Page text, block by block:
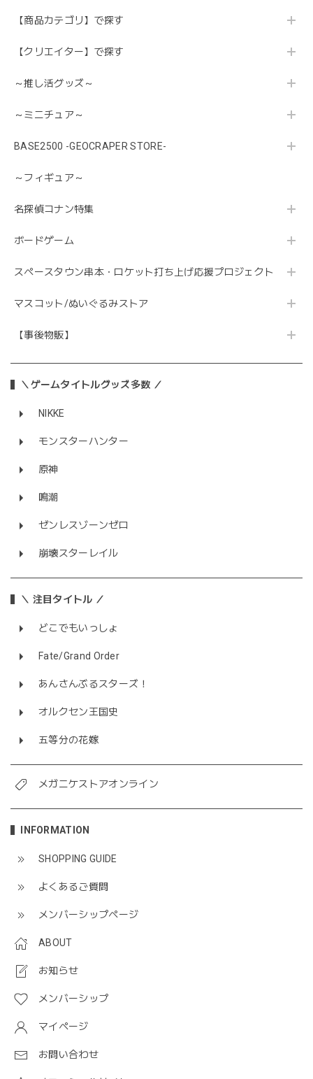
【商品カテゴリ】で探す
【クリエイター】で探す
～推し活グッズ～
～ミニチュア～
BASE2500 -GEOCRAPER STORE-
～フィギュア～
名探偵コナン特集
ボードゲーム
スペースタウン串本・ロケット打ち上げ応援プロジェクト
マスコット/ぬいぐるみストア
【事後物販】
＼ゲームタイトルグッズ多数 ／
NIKKE
モンスターハンター
原神
鳴潮
ゼンレスゾーンゼロ
崩壊スターレイル
＼ 注目タイトル ／
どこでもいっしょ
Fate/Grand Order
あんさんぶるスターズ！
オルクセン王国史
五等分の花嫁
メガニケストアオンライン
INFORMATION
SHOPPING GUIDE
よくあるご質問
メンバーシップページ
ABOUT
お知らせ
メンバーシップ
マイページ
お問い合わせ